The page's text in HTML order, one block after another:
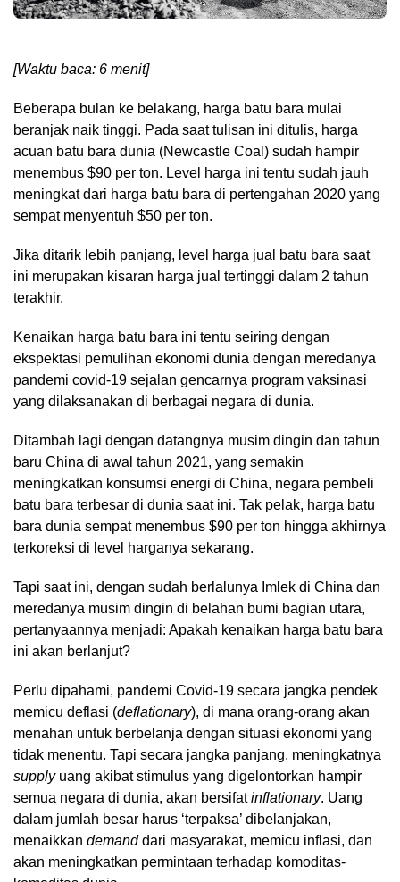
[Waktu baca: 6 menit]
Beberapa bulan ke belakang, harga batu bara mulai
beranjak naik tinggi. Pada saat tulisan ini ditulis, harga
acuan batu bara dunia (Newcastle Coal) sudah hampir
menembus $90 per ton. Level harga ini tentu sudah jauh
meningkat dari harga batu bara di pertengahan 2020 yang
sempat menyentuh $50 per ton.
Jika ditarik lebih panjang, level harga jual batu bara saat
ini merupakan kisaran harga jual tertinggi dalam 2 tahun
terakhir.
Kenaikan harga batu bara ini tentu seiring dengan
ekspektasi pemulihan ekonomi dunia dengan meredanya
pandemi covid-19 sejalan gencarnya program vaksinasi
yang dilaksanakan di berbagai negara di dunia.
Ditambah lagi dengan datangnya musim dingin dan tahun
baru China di awal tahun 2021, yang semakin
meningkatkan konsumsi energi di China, negara pembeli
batu bara terbesar di dunia saat ini. Tak pelak, harga batu
bara dunia sempat menembus $90 per ton hingga akhirnya
terkoreksi di level harganya sekarang.
Tapi saat ini, dengan sudah berlalunya Imlek di China dan
meredanya musim dingin di belahan bumi bagian utara,
pertanyaannya menjadi: Apakah kenaikan harga batu bara
ini akan berlanjut?
Perlu dipahami, pandemi Covid-19 secara jangka pendek
memicu deflasi (deflationary), di mana orang-orang akan
menahan untuk berbelanja dengan situasi ekonomi yang
tidak menentu. Tapi secara jangka panjang, meningkatnya
supplyuang akibat stimulus yang digelontorkan hampir
semua negara di dunia, akan bersifatinflationary. Uang
dalam jumlah besar harus ‘terpaksa’ dibelanjakan,
menaikkan demanddari masyarakat, memicu inflasi, dan
akan meningkatkan permintaan terhadap komoditas-